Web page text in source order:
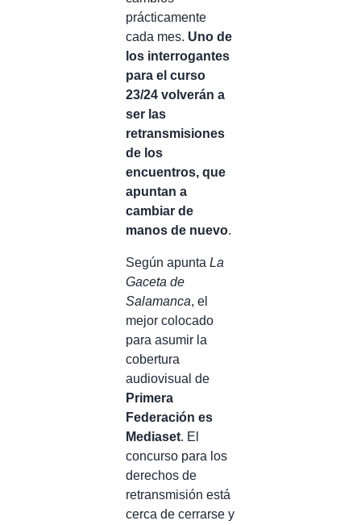
prácticamente
cada mes. Uno de
los interrogantes
para el curso
23/24 volverán a
ser las
retransmisiones
de los
encuentros, que
apuntan a
cambiar de
manos de nuevo.
Según apunta La
Gaceta de
Salamanca, el
mejor colocado
para asumir la
cobertura
audiovisual de
Primera
Federación es
Mediaset. El
concurso para los
derechos de
retransmisión está
cerca de cerrarse y